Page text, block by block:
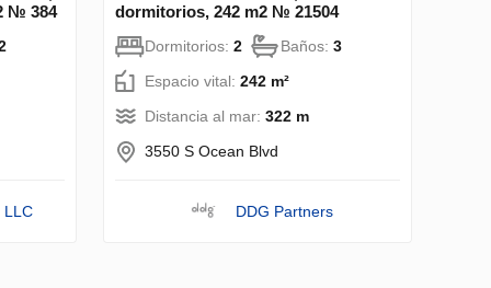
№ 384
LLC
dormitorios, 242 m2 № 21504
Dormitorios: 2 Baños: 3
Espacio vital: 242 m²
Distancia al mar: 322 m
3550 S Ocean Blvd
DDG Partners